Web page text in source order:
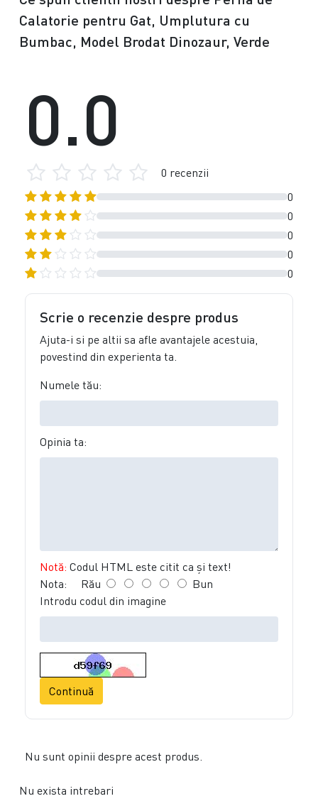
Calatorie pentru Gat, Umplutura cu
Bumbac, Model Brodat Dinozaur, Verde
0
0
0
0
0
0.0
0 recenzii
Scrie o recenzie despre produs
Ajuta-i si pe altii sa afle avantajele acestuia,
povestind din experienta ta.
Numele tău:
Opinia ta:
Notă: Codul HTML este citit ca şi text!
Nota: Rău
Bun
Introdu codul din imagine
Continuă
Nu sunt opinii despre acest produs.
Nu exista intrebari